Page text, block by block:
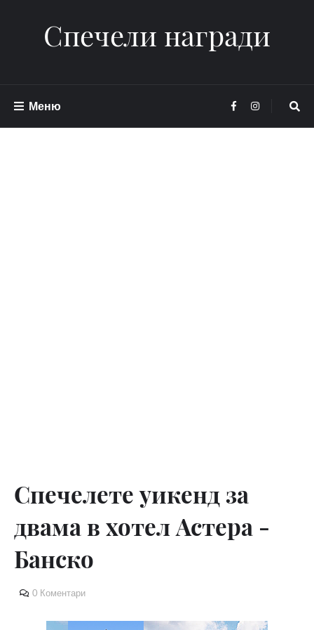
Спечели награди
Меню
Спечелете уикенд за
двама в хотел Астера -
Банско
0 Коментари